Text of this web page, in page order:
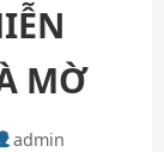
MỜ
admin